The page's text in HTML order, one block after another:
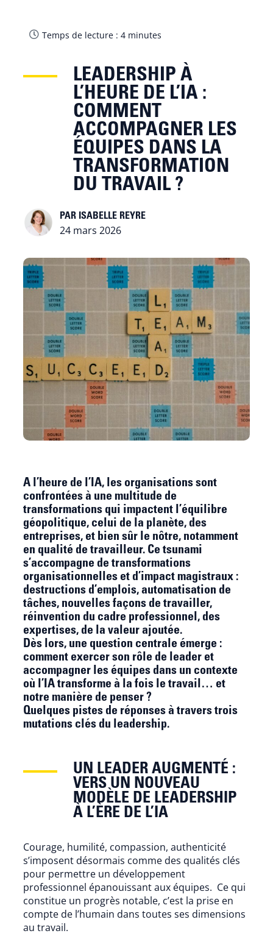
Temps de lecture : 4 minutes
LEADERSHIP À
L’HEURE DE L’IA :
COMMENT
ACCOMPAGNER LES
ÉQUIPES DANS LA
TRANSFORMATION
DU TRAVAIL ?
ISABELLE REYRE
24 mars 2026
A l’heure de l’IA, les organisations sont
confrontées à une multitude de
transformations qui impactent l’équilibre
géopolitique, celui de la planète, des
entreprises, et bien sûr le nôtre, notamment
en qualité de travailleur. Ce tsunami
s’accompagne de transformations
organisationnelles et d’impact magistraux :
destructions d’emplois, automatisation de
tâches, nouvelles façons de travailler,
réinvention du cadre professionnel, des
expertises, de la valeur ajoutée.
Dès lors, une question centrale émerge :
comment exercer son rôle de leader et
accompagner les équipes dans un contexte
où l’IA transforme à la fois le travail… et
notre manière de penser ?
Quelques pistes de réponses à travers trois
mutations clés du leadership.
UN LEADER AUGMENTÉ :
VERS UN NOUVEAU
MODÈLE DE LEADERSHIP
À L’ÈRE DE L’IA
Courage, humilité, compassion, authenticité
s’imposent désormais comme des qualités clés
pour permettre un développement
professionnel épanouissant aux équipes. Ce qui
constitue un progrès notable, c’est la prise en
compte de l’humain dans toutes ses dimensions
au travail.